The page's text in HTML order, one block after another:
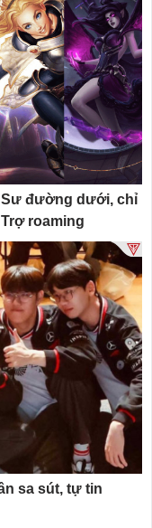
Sư đường dưới, chỉ
roaming
sa sút, tự tin